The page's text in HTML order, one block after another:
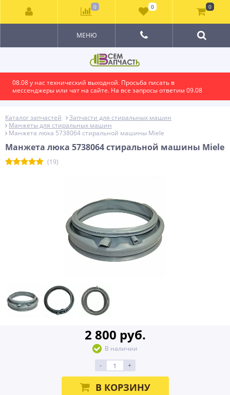
08.08 у нас технический выходной. Просьба писать в
мессенджеры или чат на сайте. На все запросы ответим 09.08
МЕНЮ
Каталог запчастей
Запчасти для стиральных машин
Манжеты для стиральных машин
Манжета люка 5738064 стиральной машины Miele
Манжета люка 5738064 стиральной машины Miele
(19)
2 800 руб.
В наличии
-
+
В КОРЗИНУ
0 0 0